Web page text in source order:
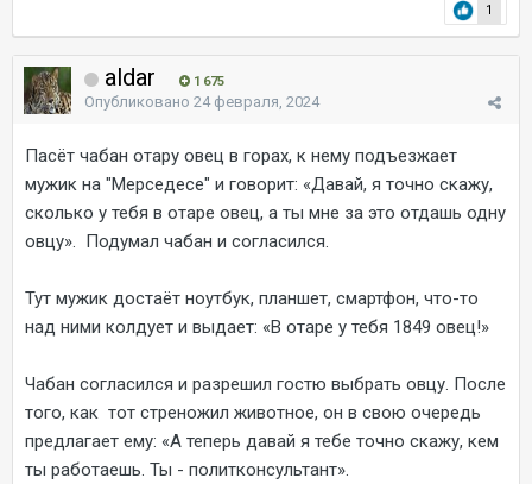
1
aldar 1 675
Опубликовано 24 февраля, 2024
Пасёт чабан отару овец в горах, к нему подъезжает
мужик на "Мерседесе" и говорит: «Давай, я точно скажу,
сколько у тебя в отаре овец, а ты мне за это отдашь одну
овцу». Подумал чабан и согласился.
Тут мужик достаёт ноутбук, планшет, смартфон, что-то
над ними колдует и выдает: «В отаре у тебя 1849 овец!»
Чабан согласился и разрешил гостю выбрать овцу. После
того, как тот стреножил животное, он в свою очередь
предлагает ему: «А теперь давай я тебе точно скажу, кем
ты работаешь. Ты - политконсультант».